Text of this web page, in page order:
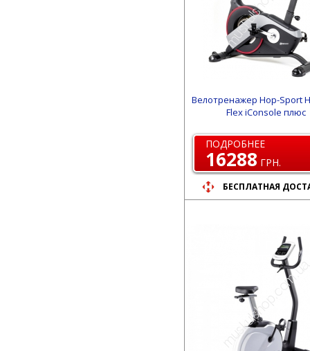
Велотренажер Hop-Sport
Flex iConsole плюс
ПОДРОБНЕЕ
16288 ГРН.
БЕСПЛАТНАЯ